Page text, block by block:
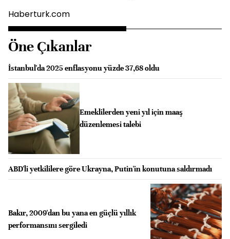
Haberturk.com
Öne Çıkanlar
İstanbul'da 2025 enflasyonu yüzde 37,68 oldu
Emeklilerden yeni yıl için maaş
düzenlemesi talebi
ABD'li yetkililere göre Ukrayna, Putin'in konutuna saldırmadı
Bakır, 2009'dan bu yana en güçlü yıllık
performansını sergiledi